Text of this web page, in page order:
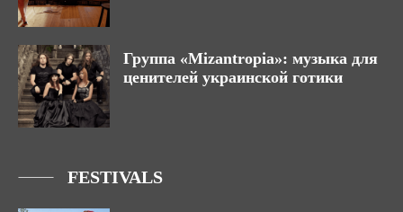
Группа «Mizantropia»: музыка для
ценителей украинской готики
FESTIVALS